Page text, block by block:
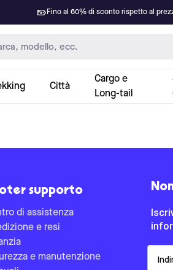
Fino al 60% di sconto rispetto al
Città
Cargo e
Long-tail
supporto
di assistenza
e resi
e manutenzione